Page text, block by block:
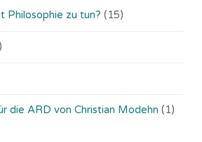
Philosophie zu tun? (15)
die ARD von Christian Modehn (1)